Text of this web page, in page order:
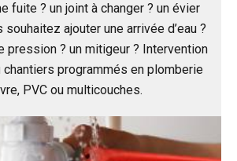
fuite ? un joint à changer ? un évier
ajouter une arrivée d’eau ?
pression ? un mitigeur ? Intervention
chantiers programmés en plomberie
PVC ou multicouches.